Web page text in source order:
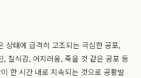
상태에 급격히 고조되는 극심한 공포,
, 질식감, 어지러움, 죽을 것 같은 공포 등
한 시간 내로 지속되는 것으로 공황발